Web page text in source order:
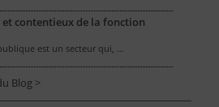
et contentieux de la fonction
est un secteur qui, …
Blog >